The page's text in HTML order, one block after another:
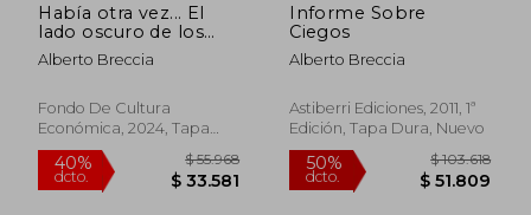
10%
dcto. $ 26.145
50%
dcto. $
Había otra vez... El
lado oscuro de los
cuentos infantiles
Alberto Breccia
Fondo De Cultura
Económica, 2024, Tapa
Blanda, Nuevo
Informe Sobre
Ciegos
Alberto Breccia
Astiberri Ediciones, 2011, 1ª
Edición, Tapa Dura, Nuevo